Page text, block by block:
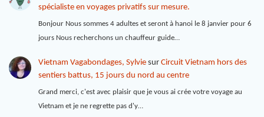
spécialiste en voyages privatifs sur mesure.
Bonjour Nous sommes 4 adultes et seront à hanoi le 8 janvier pour 6
jours Nous recherchons un chauffeur guide…
Vietnam Vagabondages, Sylviesur Circuit Vietnam hors des
sentiers battus, 15 jours du nord au centre
Grand merci, c'est avec plaisir que je vous ai crée votre voyage au
Vietnam et je ne regrette pas d'y…